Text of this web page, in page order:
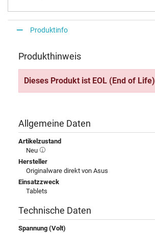
Produktinfo
Produkthinweis
Dieses Produkt ist EOL (End of Life)
Allgemeine Daten
Artikelzustand
Neu
Hersteller
Originalware direkt von Asus
Einsatzzweck
Tablets
Technische Daten
Spannung (Volt)